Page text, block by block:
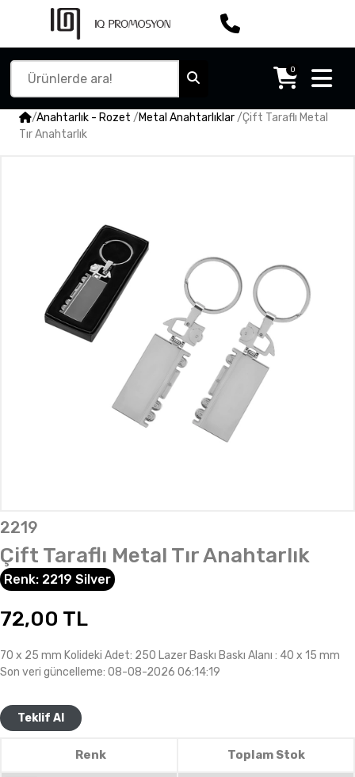
0
/Anahtarlık - Rozet /Metal Anahtarlıklar/Çift Taraflı Metal
Tır Anahtarlık
2219
Çift Taraflı Metal Tır Anahtarlık
Renk: 2219 Silver
72,00 TL
70 x 25 mm Kolideki Adet: 250 Lazer Baskı Baskı Alanı : 40 x 15 mm
Son veri güncelleme: 08-08-2026 06:14:19
Teklif Al
Renk Toplam Stok